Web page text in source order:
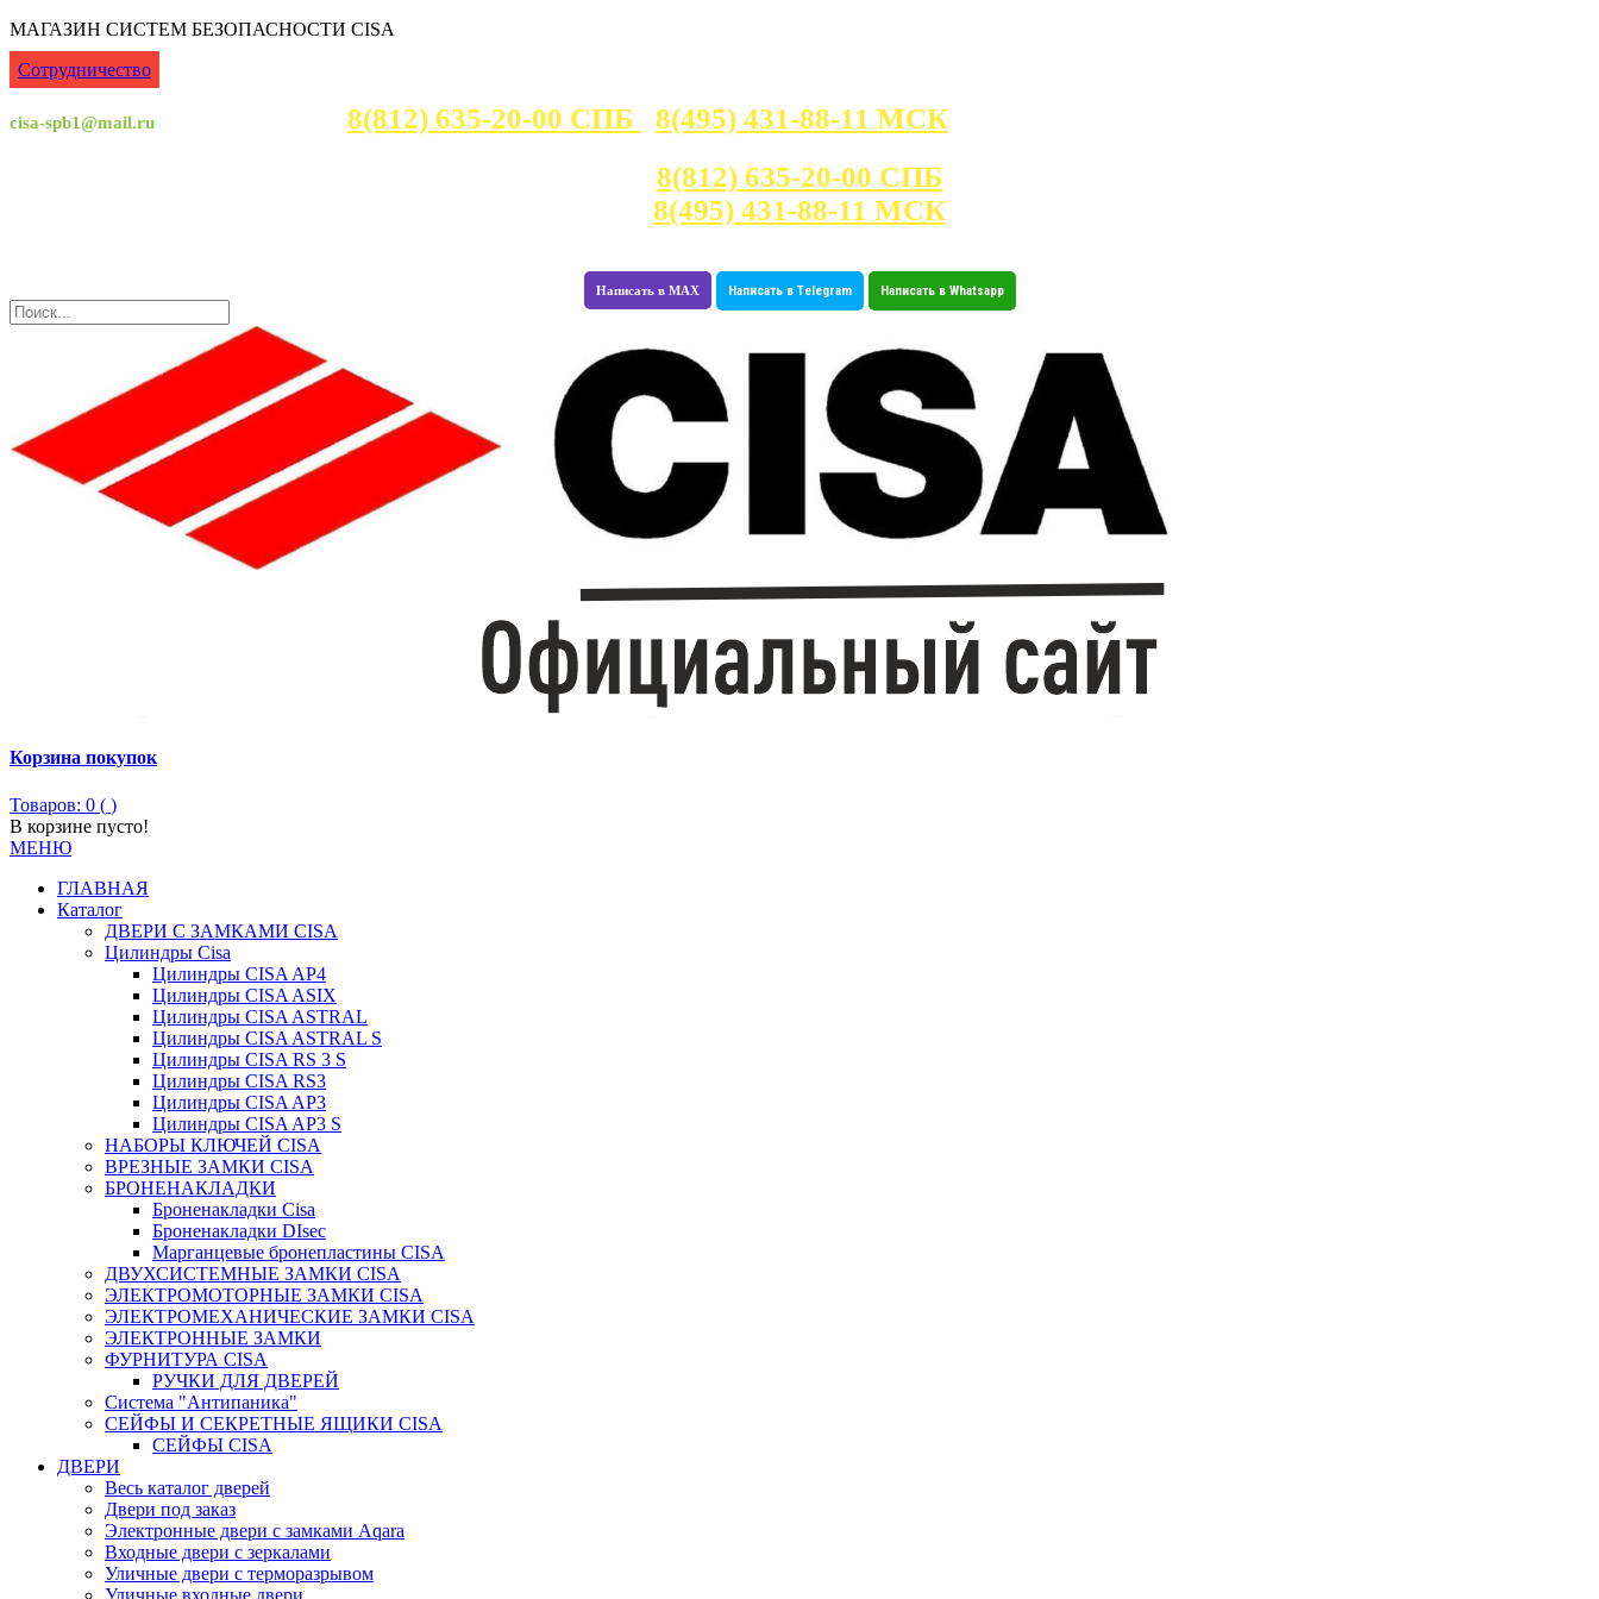
МАГАЗИН СИСТЕМ БЕЗОПАСНОСТИ CISA
Сотрудничество
cisa-spb1@mail.ru 8(812) 635-20-00 СПБ 8(495) 431-88-11 МСК
8(812) 635-20-00 СПБ
8(495) 431-88-11 МСК
Написать в MAX Написать в Telegram Написать в Whatsapp
Корзина покупок
Товаров: 0 ( )
В корзине пусто!
МЕНЮ
ГЛАВНАЯ
Каталог
ДВЕРИ С ЗАМКАМИ CISA
Цилиндры Сisa
Цилиндры CISA AP4
Цилиндры CISA ASIX
Цилиндры CISA ASTRAL
Цилиндры CISA ASTRAL S
Цилиндры CISA RS 3 S
Цилиндры CISA RS3
Цилиндры CISA AP3
Цилиндры CISA AP3 S
НАБОРЫ КЛЮЧЕЙ CISA
ВРЕЗНЫЕ ЗАМКИ CISA
БРОНЕНАКЛАДКИ
Броненакладки Сisa
Броненакладки DIsec
Марганцевые бронепластины CISA
ДВУХСИСТЕМНЫЕ ЗАМКИ CISA
ЭЛЕКТРОМОТОРНЫЕ ЗАМКИ CISA
ЭЛЕКТРОМЕХАНИЧЕСКИЕ ЗАМКИ CISA
ЭЛЕКТРОННЫЕ ЗАМКИ
ФУРНИТУРА CISA
РУЧКИ ДЛЯ ДВЕРЕЙ
Система "Антипаника"
СЕЙФЫ И СЕКРЕТНЫЕ ЯЩИКИ CISA
СЕЙФЫ CISA
ДВЕРИ
Весь каталог дверей
Двери под заказ
Электронные двери с замками Aqara
Входные двери с зеркалами
Уличные двери с терморазрывом
Уличные входные двери